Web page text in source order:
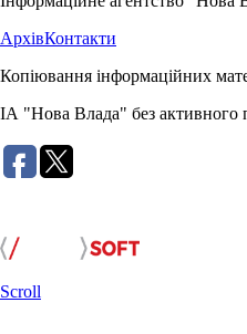
АрхівКонтакти
Копіювання інформаційних
ІА "Нова Влада" без активного
Scroll